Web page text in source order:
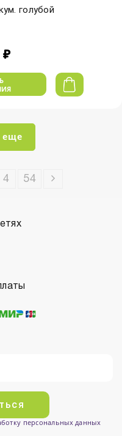
голубой
₽
еще
4 54
персональных данных